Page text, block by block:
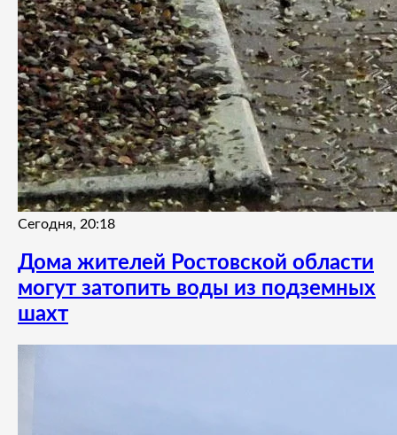
Сегодня, 20:18
Дома жителей Ростовской области
могут затопить воды из подземных
шахт